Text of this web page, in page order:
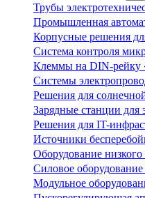
Трубы
Промышленная
Корпусные решения
Система контроля
Клеммы на DIN-рейку
Системы
Решения для
Зарядные станции для
Решения для IT-
Источники
Оборудование
Силовое
Модульное